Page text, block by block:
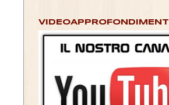
VIDEOAPPROFONDIMENTI